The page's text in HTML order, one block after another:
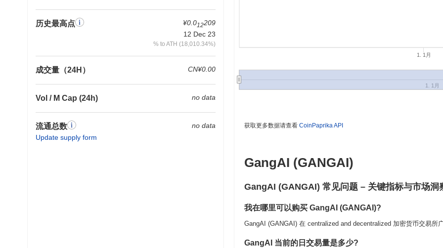
历史最高点 ¥0.012209
12 Dec 23
% to ATH (18,010.34%)
成交量（24H） CN¥0.00
Vol / M Cap (24h) no data
流通总数
Update supply form
no data
1. 1月
1. 1月
获取更多数据请查看 CoinPaprika API
GangAI (GANGAI)
GangAI (GANGAI) 常见问题 – 关键指标与市场洞
我在哪里可以购买 GangAI (GANGAI)?
GangAI (GANGAI) 在 centralized and decentralized 加密货币交易所广
GangAI 当前的日交易量是多少?